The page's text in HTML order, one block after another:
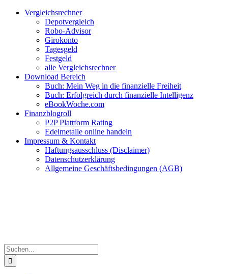
Zum
Facebook
Twitter
Instagram
Pinterest
YouTubeVergleichsrechner
Depotvergleich
Robo-Advisor
Girokonto
Tagesgeld
Festgeld
alle Vergleichsrechner
Download Bereich
Buch: Mein Weg in die finanzielle Freiheit
Buch: Erfolgreich durch finanzielle Intelligenz
eBookWoche.com
Finanzblogroll
P2P Plattform Rating
Edelmetalle online handeln
Impressum & Kontakt
Haftungsausschluss (Disclaimer)
Datenschutzerklärung
Allgemeine Geschäftsbedingungen (AGB)
Suche
nach: